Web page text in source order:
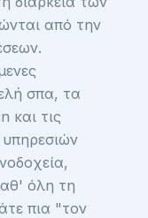
από την
σπα, τα
και τις
όλη τη
πια "τον